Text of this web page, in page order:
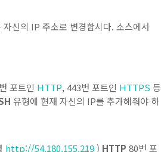
신의 IP 주소로 변경합시다. 소스에서
포트인 HTTP, 443번 포트인 HTTPS 등
유형에 현재 자신의 IP를 추가해줘야 하
http://54.180.155.219) HTTP 80번 포